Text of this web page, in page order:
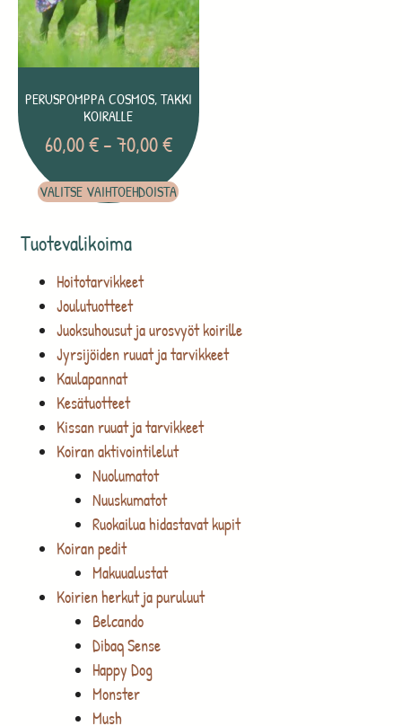
Tuotevalikoima
Hoitotarvikkeet
Joulutuotteet
Juoksuhousut ja urosvyöt koirille
Jyrsijöiden ruuat ja tarvikkeet
Kaulapannat
Kesätuotteet
Kissan ruuat ja tarvikkeet
Koiran aktivointilelut
Nuolumatot
Nuuskumatot
Ruokailua hidastavat kupit
Koiran pedit
Makuualustat
Koirien herkut ja puruluut
Belcando
Dibaq Sense
Happy Dog
Monster
Mush
PERUSPOMPPA COSMOS, TAKKI
KOIRALLE
60,00€ –70,00€
VALITSE VAIHTOEHDOISTA